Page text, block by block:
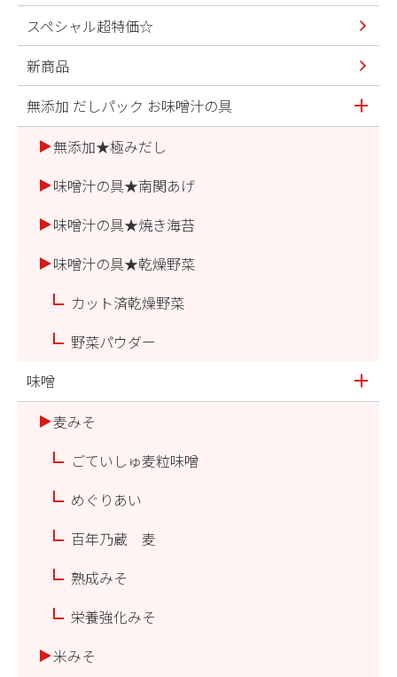
スペシャル超特価☆
新商品
無添加 だしパック お味噌汁の具
無添加★極みだし
味噌汁の具★南関あげ
味噌汁の具★焼き海苔
味噌汁の具★乾燥野菜
カット済乾燥野菜
野菜パウダー
味噌
麦みそ
ごていしゅ麦粒味噌
めぐりあい
百年乃蔵 麦
熟成みそ
栄養強化みそ
米みそ